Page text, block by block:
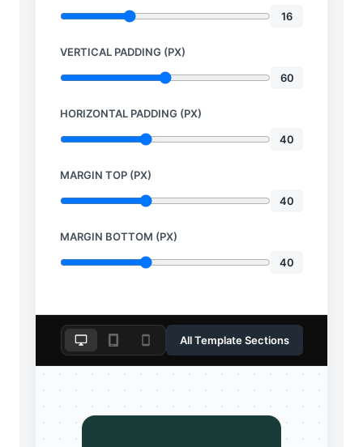
16
VERTICAL PADDING (PX)
60
HORIZONTAL PADDING (PX)
40
MARGIN TOP (PX)
40
MARGIN BOTTOM (PX)
40
All Template Sections